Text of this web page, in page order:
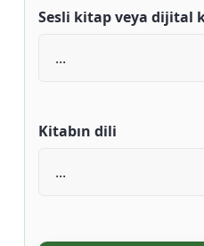
Sesli kitap veya dijital
Kitabın dili